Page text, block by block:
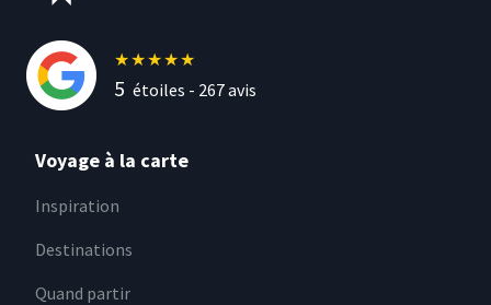
★★★★★
5 étoiles - 267avis
Voyage à la carte
Inspiration
Destinations
Quand partir